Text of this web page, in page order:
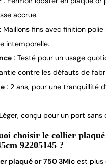
accrue.
: Maillons fins avec finition polie
intemporelle.
: Testé pour un usage
contre les défauts de
: 2 ans, pour une tranquillité
conçu pour un port sans
choisir le collier
92205145 ?
plaqué or 750 3Mic est plus